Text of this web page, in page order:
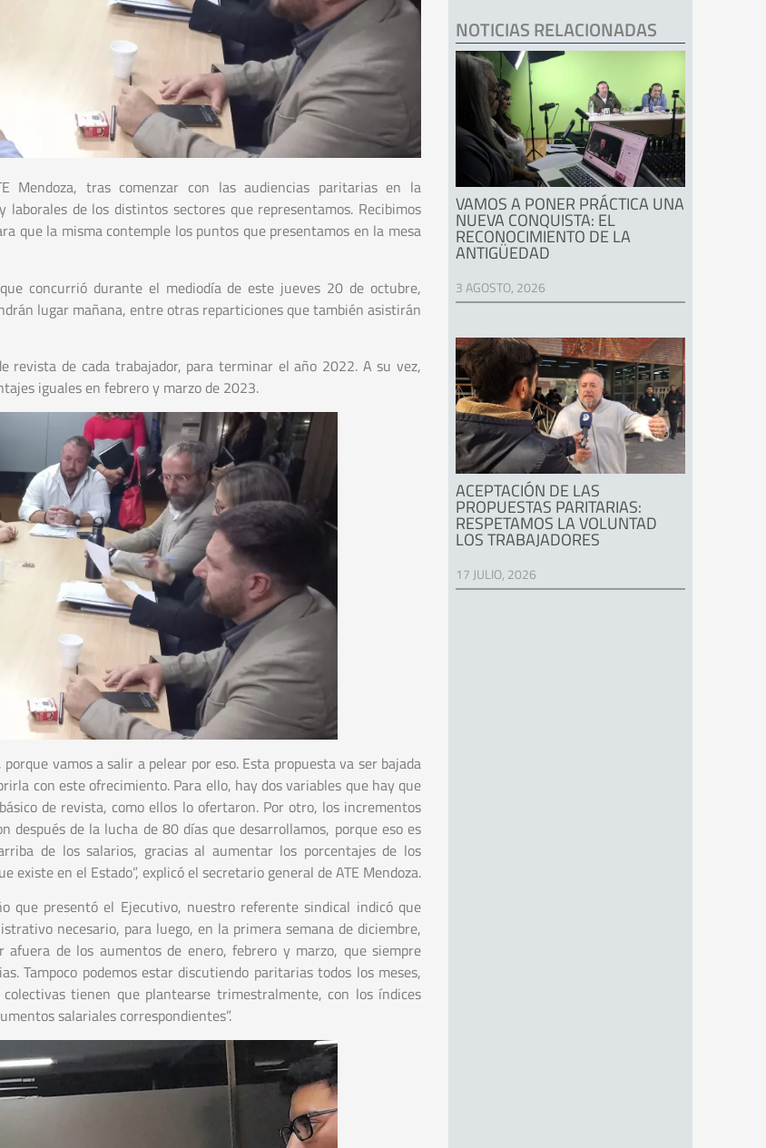
Mendoza, tras comenzar con las audiencias paritarias en la
de los distintos sectores que representamos. Recibimos
que la misma contemple los puntos que presentamos en la mesa
concurrió durante el mediodía de este jueves 20 de octubre,
lugar mañana, entre otras reparticiones que también asistirán
revista de cada trabajador, para terminar el año 2022. A su vez,
iguales en febrero y marzo de 2023.
vamos a salir a pelear por eso. Esta propuesta va ser bajada
con este ofrecimiento. Para ello, hay dos variables que hay que
de revista, como ellos lo ofertaron. Por otro, los incrementos
después de la lucha de 80 días que desarrollamos, porque eso es
de los salarios, gracias al aumentar los porcentajes de los
en el Estado”, explicó el secretario general de ATE Mendoza.
que presentó el Ejecutivo, nuestro referente sindical indicó que
necesario, para luego, en la primera semana de diciembre,
de los aumentos de enero, febrero y marzo, que siempre
Tampoco podemos estar discutiendo paritarias todos los meses,
tienen que plantearse trimestralmente, con los índices
salariales correspondientes”.
NOTICIAS RELACIONADAS
VAMOS A PONER PRÁCTICA UNA
NUEVA CONQUISTA: EL
RECONOCIMIENTO DE LA
ANTIGÜEDAD
3 AGOSTO, 2026
ACEPTACIÓN DE LAS
PROPUESTAS PARITARIAS:
RESPETAMOS LA VOLUNTAD
LOS TRABAJADORES
17 JULIO, 2026